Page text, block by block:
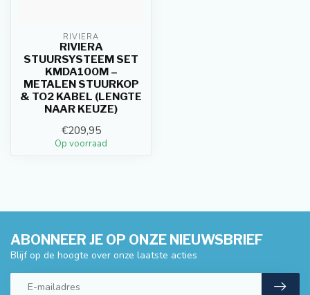
RIVIERA
RIVIERA
STUURSYSTEEM SET
KMDA100M –
METALEN STUURKOP
& TO2 KABEL (LENGTE
NAAR KEUZE)
€209,95
Op voorraad
ABONNEER JE OP ONZE NIEUWSBRIEF
Blijf op de hoogte over onze laatste acties